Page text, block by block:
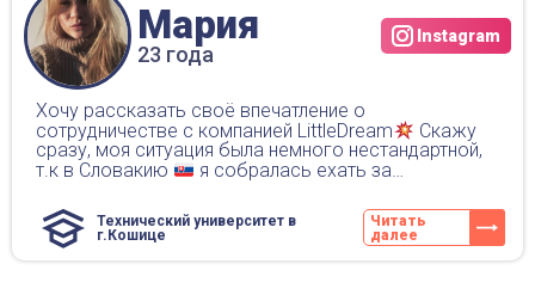
Мария
23 года
Instagram
Хочу рассказать своё впечатление о
сотрудничестве с компанией LittleDream
Скажу
сразу, моя ситуация была немного нестандартной,
т.к в Словакию
я собралась ехать за…
Технический университет в
г.Кошице
Читать
далее